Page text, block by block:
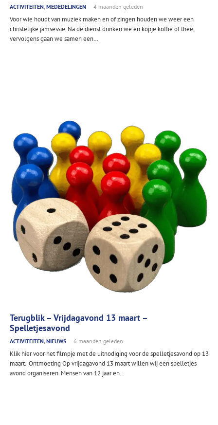
ACTIVITEITEN,MEDEDELINGEN 4 maanden geleden
Voor wie houdt van muziek maken en of zingen houden we weer een
christelijke jamsessie. Na de dienst drinken we en kopje koffie of thee,
vervolgens gaan we samen een…
Terugblik – Vrijdagavond 13 maart –
Spelletjesavond
ACTIVITEITEN,NIEUWS 6 maanden geleden
Klik hier voor het filmpje met de uitnodiging voor de spelletjesavond op 13
maart. Ontmoeting Op vrijdagavond 13 maart willen wij een spelletjes
avond organiseren. Mensen van 12 jaar en…